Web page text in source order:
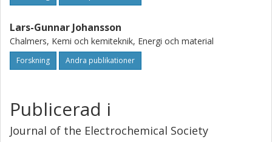
Lars-Gunnar Johansson
Chalmers, Kemi och kemiteknik, Energi och material
Forskning Andra publikationer
Publicerad i
Journal of the Electrochemical Society